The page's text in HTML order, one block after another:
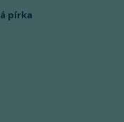
pírka